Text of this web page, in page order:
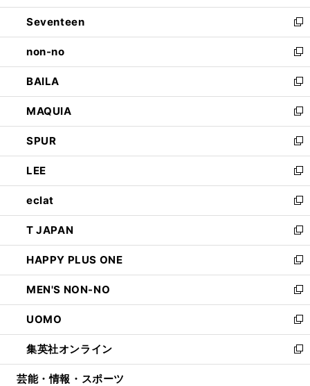
開
く
ウ
で
開
く
ン
ド
ウ
で
開
く
Seventeen
新
し
い
ウ
ィ
ン
ド
ウ
で
開
く
non-no
新
し
い
ウ
ィ
ン
ド
ウ
で
開
く
BAILA
新
し
い
ウ
ィ
ン
ド
ウ
で
開
く
MAQUIA
新
し
い
ウ
ィ
ン
ド
ウ
で
開
く
SPUR
新
し
い
ウ
ィ
ン
ド
ウ
で
開
く
LEE
新
し
い
ウ
ィ
ン
ド
ウ
で
開
く
eclat
新
し
い
ウ
ィ
ン
ド
ウ
で
開
く
T JAPAN
新
し
い
ウ
ィ
ン
ド
ウ
で
開
HAPPY PLUS ONE
新
し
い
ウ
ィ
ン
ド
ウ
MEN'S NON-NO
新
し
い
ウ
ィ
ン
UOMO
新
し
い
ウ
集英社オンライン
新
し
芸能・情報・スポーツ